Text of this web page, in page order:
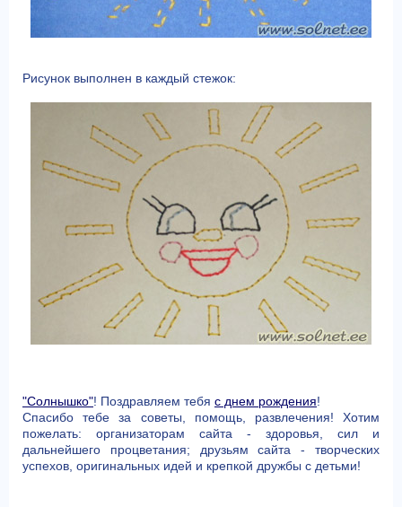
Рисунок выполнен в каждый стежок:
"Солнышко"! Поздравляем тебя с днем рождения!
Спасибо тебе за советы, помощь, развлечения! Хотим
пожелать: организаторам сайта - здоровья, сил и
дальнейшего процветания; друзьям сайта - творческих
успехов, оригинальных идей и крепкой дружбы с детьми!